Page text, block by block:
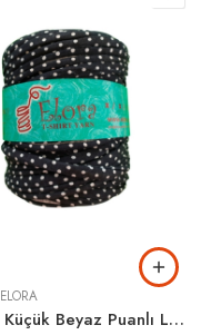
ELORA
Elora Küçük Beyaz Puanlı Lacivert Penye İp